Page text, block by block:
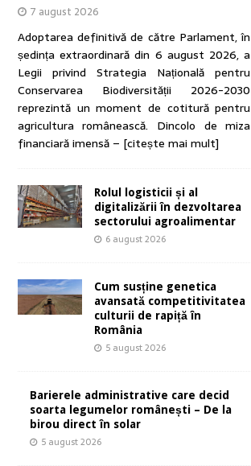
7 august 2026
Adoptarea definitivă de către Parlament, în
ședința extraordinară din 6 august 2026, a
Legii privind Strategia Națională pentru
Conservarea Biodiversității 2026-2030
reprezintă un moment de cotitură pentru
agricultura românească. Dincolo de miza
financiară imensă – [citește mai mult]
Rolul logisticii și al
digitalizării în dezvoltarea
sectorului agroalimentar
6 august 2026
Cum susține genetica
avansată competitivitatea
culturii de rapiță în
România
5 august 2026
Barierele administrative care decid
soarta legumelor românești – De la
birou direct în solar
5 august 2026